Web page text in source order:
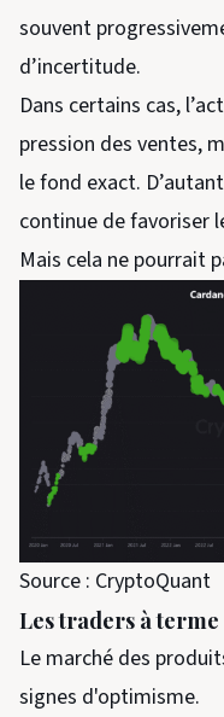
souvent
d’incertitude.
Dans certains cas,
pression des ventes,
le fond exact.
continue de favoriser
Mais cela ne pourrait
Source : CryptoQuant
Les traders à terme
Le marché des
signes d'optimisme.